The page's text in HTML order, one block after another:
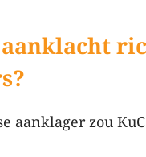
aanklager zou